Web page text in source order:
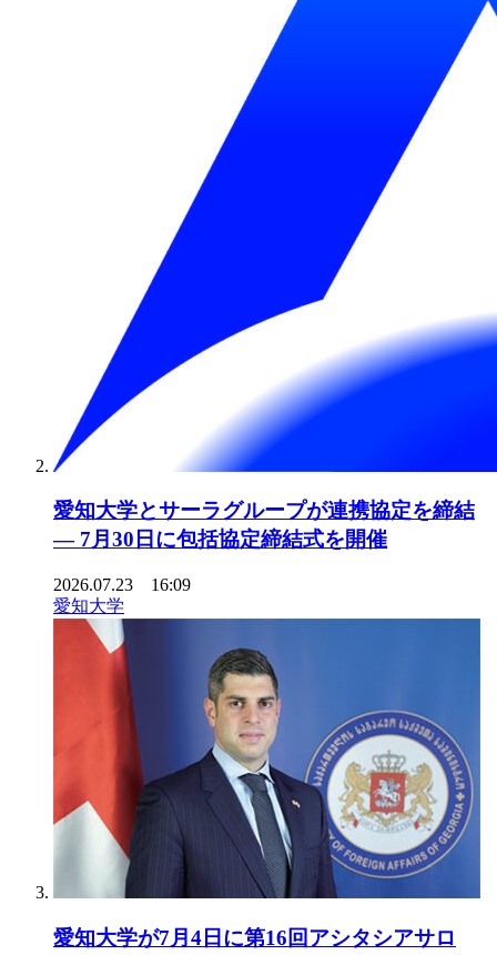
愛知大学とサーラグループが連携協定を締結
― 7月30日に包括協定締結式を開催
2026.07.23 16:09
愛知大学
愛知大学が7月4日に第16回アシタシアサロ